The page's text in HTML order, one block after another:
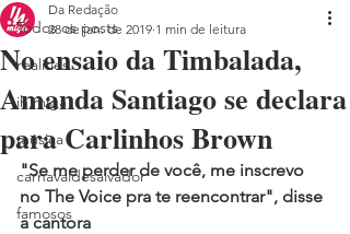
Todos os posts
realities
ih,miga
música
carnavaldesalvador
famosos
No ensaio da Timbalada,
Amanda Santiago se declara
para Carlinhos Brown
Da Redação
28 de jan. de 2019 1 min de leitura
"Se me perder de você, me inscrevo
no The Voice pra te reencontrar", disse
a cantora